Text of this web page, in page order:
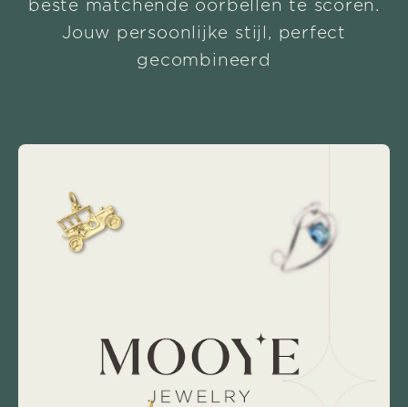
beste matchende oorbellen te scoren.
Jouw persoonlijke stijl, perfect
gecombineerd